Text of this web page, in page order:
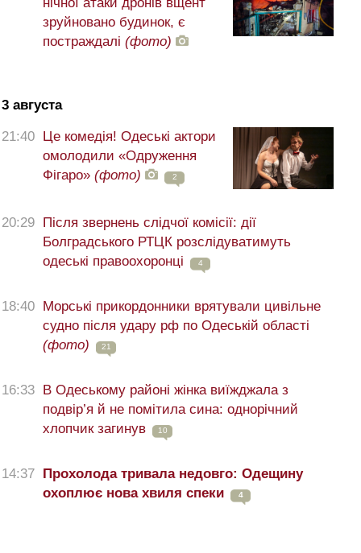
зруйновано будинок, є
постраждалі (фото)
3 августа
21:40 Це комедія! Одеські актори
омолодили «Одруження
Фігаро» (фото) 2
20:29 Після звернень слідчої комісії: дії
Болградського РТЦК розслідуватимуть
одеські правоохоронці
4
18:40 Морські прикордонники врятували цивільне
судно після удару рф по Одеській області
(фото)
21
16:33 В Одеському районі жінка виїжджала з
подвір’я й не помітила сина: однорічний
хлопчик загинув
10
14:37 Прохолода тривала недовго: Одещину
охоплює нова хвиля спеки
4